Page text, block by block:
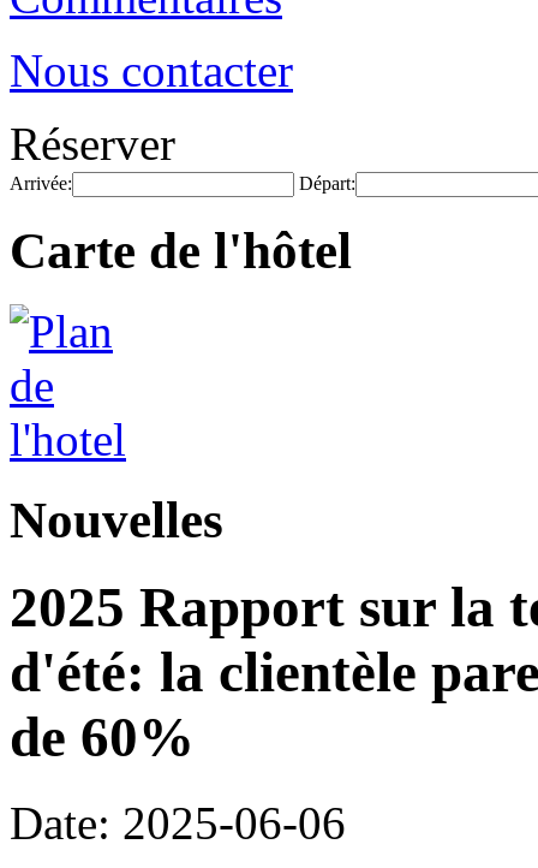
Nous contacter
Réserver
Arrivée: Départ:
Carte de l'hôtel
Nouvelles
2025 Rapport sur la
d'été: la clientèle
de 60%
Date: 2025-06-06